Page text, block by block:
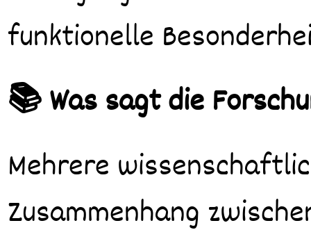
funktionelle
📚 Was sagt die
Mehrere
Zusammenhang